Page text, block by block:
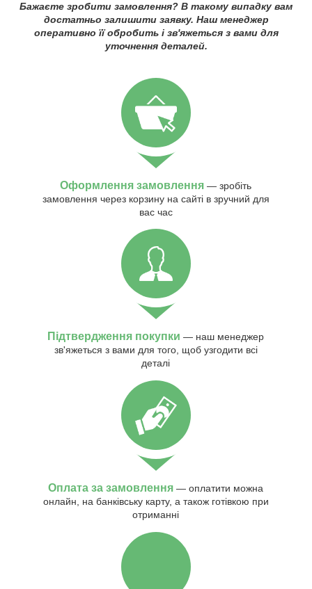
Бажаєте зробити замовлення? В такому випадку вам
достатньо залишити заявку. Наш менеджер
оперативно її обробить і зв'яжеться з вами для
уточнення деталей.
Оформлення замовлення — зробіть
замовлення через корзину на сайті в зручний для
вас час
Підтвердження покупки — наш менеджер
зв'яжеться з вами для того, щоб узгодити всі
деталі
Оплата за замовлення — оплатити можна
онлайн, на банківську карту, а також готівкою при
отриманні